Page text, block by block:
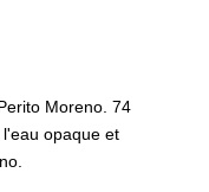
Moreno. 74
opaque et